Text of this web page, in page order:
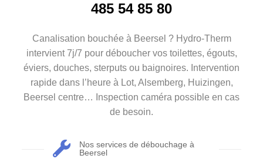
485 54 85 80
Canalisation bouchée à Beersel ? Hydro-Therm
intervient 7j/7 pour déboucher vos toilettes, égouts,
éviers, douches, sterputs ou baignoires. Intervention
rapide dans l’heure à Lot, Alsemberg, Huizingen,
Beersel centre… Inspection caméra possible en cas
de besoin.
Nos services de débouchage à
Beersel